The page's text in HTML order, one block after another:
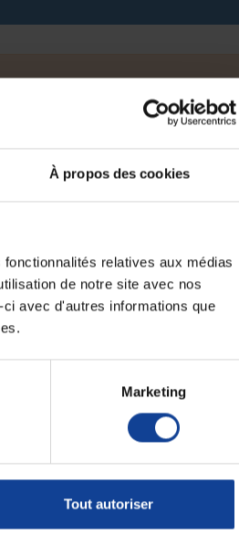
À propos des cookies
relatives aux médias
de notre site avec nos
avec d'autres informations que
Marketing
Tout autoriser